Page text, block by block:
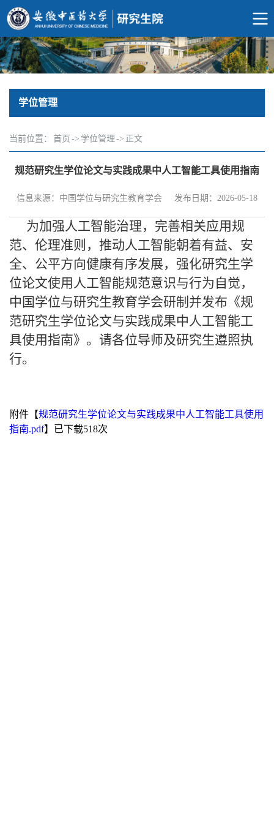
学位管理
当前位置： 首页 -> 学位管理 -> 正文
规范研究生学位论文与实践成果中人工智能工具使用指南
信息来源：中国学位与研究生教育学会 发布日期：2026-05-18
为加强人工智能治理，完善相关应用规
范、伦理准则，推动人工智能朝着有益、安
全、公平方向健康有序发展，强化研究生学
位论文使用人工智能规范意识与行为自觉，
中国学位与研究生教育学会研制并发布《规
范研究生学位论文与实践成果中人工智能工
具使用指南》。请各位导师及研究生遵照执
行。
附件【规范研究生学位论文与实践成果中人工智能工具使用
指南.pdf】已下载518次